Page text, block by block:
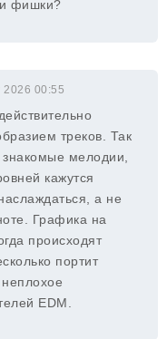
фишки?
2026 00:55
треков. Так
мелодии,
кажутся
а не
Графика на
происходят
портит
EDM.